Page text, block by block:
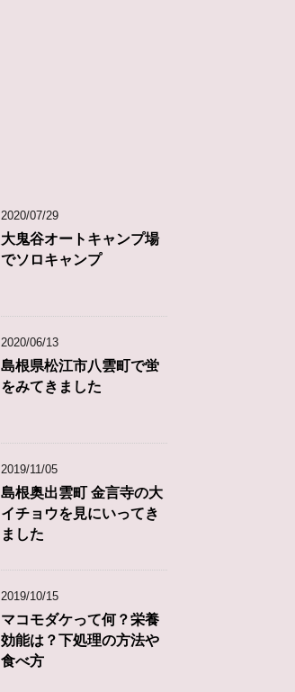
2020/07/29
大鬼谷オートキャンプ場
でソロキャンプ
2020/06/13
島根県松江市八雲町で蛍
をみてきました
2019/11/05
島根奥出雲町 金言寺の大
イチョウを見にいってき
ました
2019/10/15
マコモダケって何？栄養
効能は？下処理の方法や
食べ方